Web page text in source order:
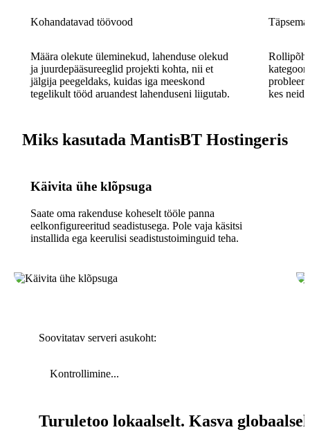
Kohandatavad töövood
Määra olekute üleminekud, lahenduse olekud
ja juurdepääsureeglid projekti kohta, nii et
jälgija peegeldaks, kuidas iga meeskond
tegelikult tööd aruandest lahenduseni liigutab.
kes neid
Miks kasutada MantisBT Hostingeris
Käivita ühe klõpsuga
Saate oma rakenduse koheselt tööle panna
eelkonfigureeritud seadistusega. Pole vaja käsitsi
installida ega keerulisi seadistustoiminguid teha.
Soovitatav serveri asukoht:
Kontrollimine...
Turuletoo lokaalselt. Kasva